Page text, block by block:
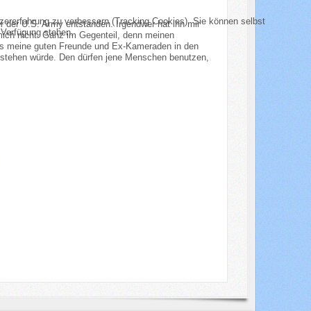
der U.S. Army entstanden. Irgendwer hat ihn mir
nicht. Ganz im Gegenteil, denn meinen
meine guten Freunde und Ex-Kameraden in den
würde. Den dürfen jene Menschen benutzen,
zu verbessern (Tracking Cookies). Sie können selbst
stehen.